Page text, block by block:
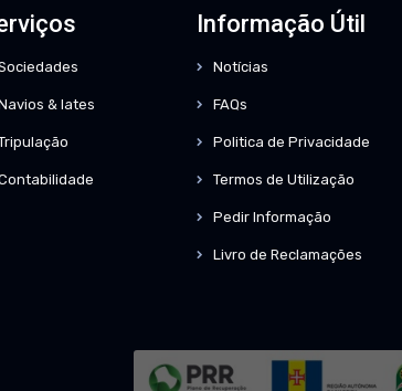
& Iates
Informação Útil
Notícias
FAQs
Politica de Privacidade
Termos de Utilização
Pedir Informação
Livro de Reclamações